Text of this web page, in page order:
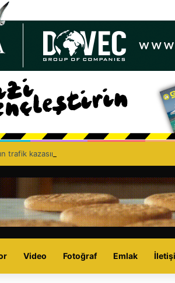
trafik kazasında hayatını kaybetmesinin
Video Fotoğraf Emlak